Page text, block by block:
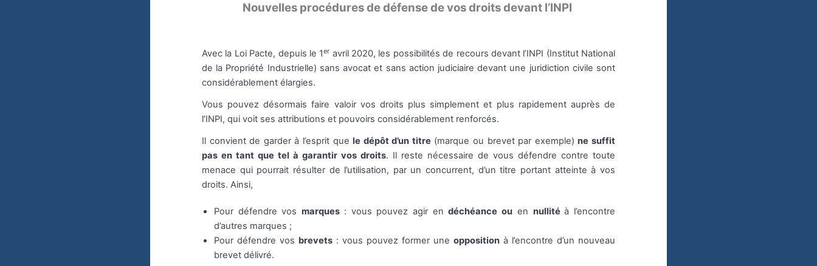
Nouvelles procédures de défense de vos droits devant l’INPI
Avec la Loi Pacte, depuis le 1er avril 2020, les possibilités de recours devant l’INPI (Institut National
de la Propriété Industrielle) sans avocat et sans action judiciaire devant une juridiction civile sont
considérablement élargies.
Vous pouvez désormais faire valoir vos droits plus simplement et plus rapidement auprès de
l’INPI, qui voit ses attributions et pouvoirs considérablement renforcés.
Il convient de garder à l’esprit quele dépôt d’un titre (marque ou brevet par exemple)ne suffit
pas en tant que tel à garantir vos droits. Il reste nécessaire de vous défendre contre toute
menace qui pourrait résulter de l’utilisation, par un concurrent, d’un titre portant atteinte à vos
droits. Ainsi,
Pour défendre vosmarques : vous pouvez agir endéchéance ou en nullitéà l’encontre
d’autres marques ;
Pour défendre vos brevets : vous pouvez former une opposition à l’encontre d’un nouveau
brevet délivré.